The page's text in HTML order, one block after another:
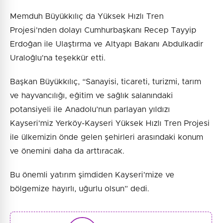
Memduh Büyükkılıç da Yüksek Hızlı Tren
Projesi’nden dolayı Cumhurbaşkanı Recep Tayyip
Erdoğan ile Ulaştırma ve Altyapı Bakanı Abdulkadir
Uraloğlu’na teşekkür etti.
Başkan Büyükkılıç, “Sanayisi, ticareti, turizmi, tarım
ve hayvancılığı, eğitim ve sağlık salanındaki
potansiyeli ile Anadolu’nun parlayan yıldızı
Kayseri’miz Yerköy-Kayseri Yüksek Hızlı Tren Projesi
ile ülkemizin önde gelen şehirleri arasındaki konum
ve önemini daha da arttıracak.
Bu önemli yatırım şimdiden Kayseri’mize ve
bölgemize hayırlı, uğurlu olsun” dedi.